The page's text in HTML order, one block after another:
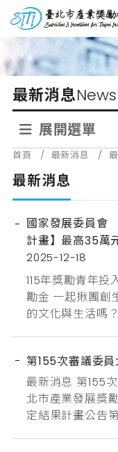
到
要
內
台北市產業獎勵補助
最新消息News
展開選單
首頁 / 最新消息 /
最新消息
國家發展委員會
計畫】最高35萬
2025-12-18
115年獎勵青年
勵金 一起揪團創
的文化與生活嗎
鼓勵 22–45 歲
築或國營事業空
地方創生事業。
構想變成真正發
第155次審議委
最新消息 第155次審議委員大會核定結果公告SiTi臺
北市產業發展獎
定結果計畫公告